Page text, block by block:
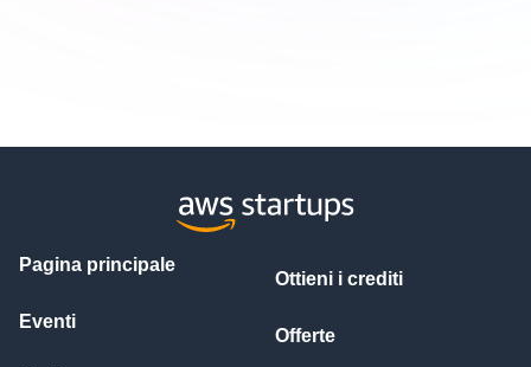
Pagina principale
Eventi
Ottieni i crediti
Offerte